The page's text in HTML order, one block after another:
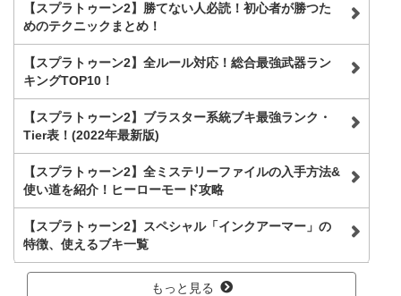
【スプラトゥーン2】勝てない人必読！初心者が勝つた
めのテクニックまとめ！
【スプラトゥーン2】全ルール対応！総合最強武器ラン
キングTOP10！
【スプラトゥーン2】ブラスター系統ブキ最強ランク・
Tier表！(2022年最新版)
【スプラトゥーン2】全ミステリーファイルの入手方法&
使い道を紹介！ヒーローモード攻略
【スプラトゥーン2】スペシャル「インクアーマー」の
特徴、使えるブキ一覧
もっと見る